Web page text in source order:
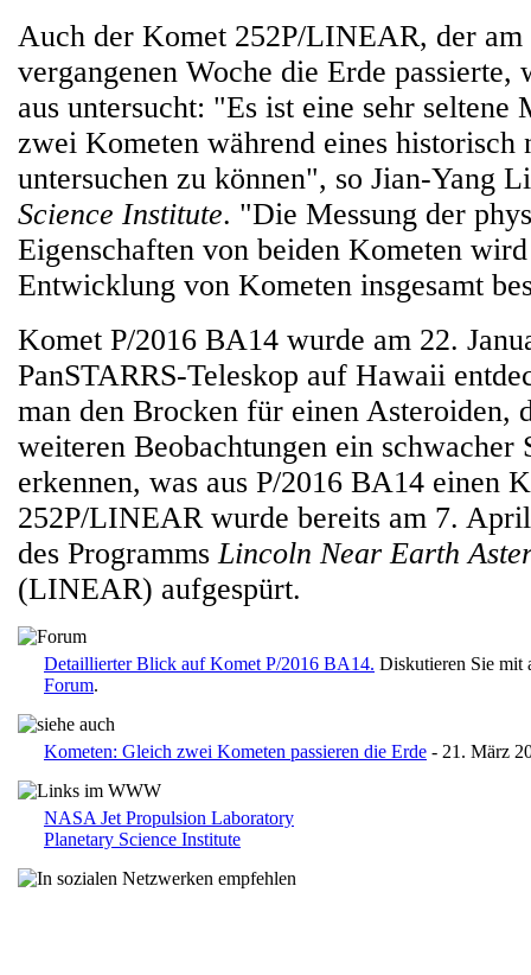
Auch der Komet 252P/LINEAR, der am
vergangenen Woche die Erde
aus untersucht: "Es ist eine sehr
zwei Kometen während eines historisch
untersuchen zu können", so Jian-Yang
Science Institute. "Die Messung der
Eigenschaften von beiden Kometen
Entwicklung von Kometen insgesamt
Komet P/2016 BA14 wurde am 22.
PanSTARRS-Teleskop auf Hawaii
man den Brocken für einen Asteroiden,
weiteren Beobachtungen ein schwacher
erkennen, was aus P/2016 BA14 einen
252P/LINEAR wurde bereits am 7.
des ProgrammsLincoln Near Earth
(LINEAR) aufgespürt.
Detaillierter Blick auf Komet P/2016 BA14. Diskutieren Sie mit
Forum.
Kometen: Gleich zwei Kometen passieren die Erde - 21. März
NASA Jet Propulsion Laboratory
Planetary Science Institute